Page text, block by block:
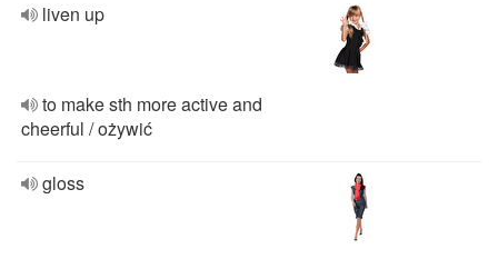
liven up
to make sth more active and
cheerful / ożywić
gloss